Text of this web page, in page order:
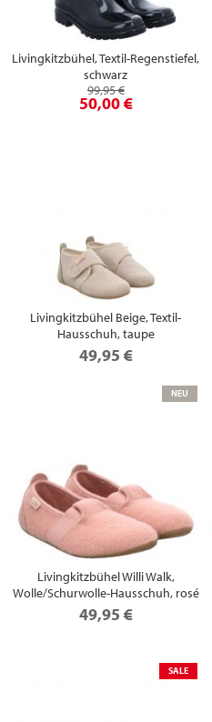
Livingkitzbühel, Textil-Regenstiefel,
schwarz
99,95 €
50,00 €
Livingkitzbühel Beige, Textil-
Hausschuh, taupe
49,95 €
NEU
Livingkitzbühel Willi Walk,
Wolle/Schurwolle-Hausschuh, rosé
49,95 €
SALE